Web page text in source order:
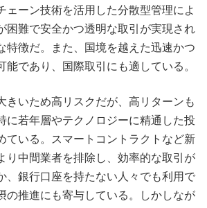
ェーン技術を活用した分散型管理によ
困難で安全かつ透明な取引が実現され
特徴だ。また、国境を越えた迅速かつ
能であり、国際取引にも適している。
きいため高リスクだが、高リターンも
に若年層やテクノロジーに精通した投
ている。スマートコントラクトなど新
り中間業者を排除し、効率的な取引が
、銀行口座を持たない人々でも利用で
の推進にも寄与している。しかしなが